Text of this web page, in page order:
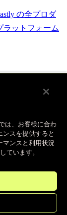
の全プロダ
ラットフォーム
直接アクセス
は、お客様に合わ
スを提供すると
マンスと利用状況
ています。